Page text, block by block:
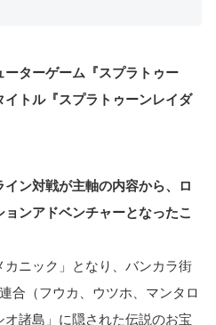
ターゲーム『スプラトゥー
トル『スプラトゥーンレイダ
ン対戦が主軸の内容から、ロ
ンアドベンチャーとなったこ
ニック」となり、バンカラ街
合（フウカ、ウツホ、マンタロ
諸島」に隠された伝説のお宝